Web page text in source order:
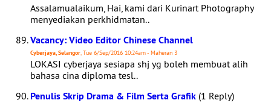
Assalamualaikum, Hai, kami dari Kurinart Photography
menyediakan perkhidmatan..
Vacancy: Video Editor Chinese Channel
Cyberjaya, Selangor, Tue 6/Sep/2016 10:24am - Maheran 3
LOKASI cyberjaya sesiapa shj yg boleh membuat alih
bahasa cina diploma tesl..
Penulis Skrip Drama & Film Serta Grafik (1 Reply)